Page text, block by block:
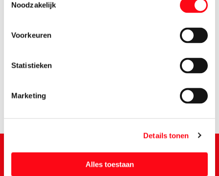
Noodzakelijk
Voorkeuren
Statistieken
Marketing
Details tonen
Alles toestaan
2.15